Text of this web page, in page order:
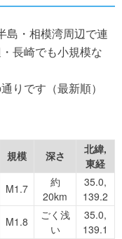
島・相模湾周辺で連
長崎でも小規模な
りです（最新順）
規模 深さ
北緯,
東経
M1.7
約
20km
35.0,
139.2
M1.8
ごく浅
い
35.0,
139.1